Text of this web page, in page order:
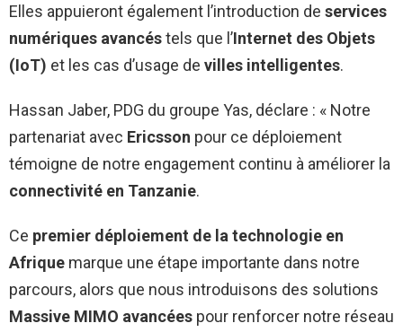
Elles appuieront également l’introduction de services
numériques avancéstels que l’Internet des Objets
(IoT) et les cas d’usage de villes intelligentes.
Hassan Jaber, PDG du groupe Yas, déclare : « Notre
partenariat avec Ericsson pour ce déploiement
témoigne de notre engagement continu à améliorer la
connectivité en Tanzanie.
Ce premier déploiement de la technologie en
Afrique marque une étape importante dans notre
parcours, alors que nous introduisons des solutions
Massive MIMO avancées pour renforcer notre réseau